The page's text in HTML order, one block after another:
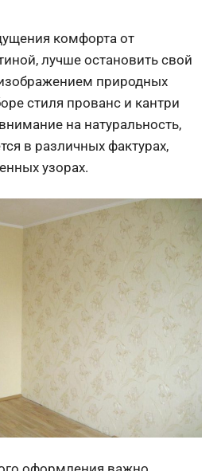
комфорта от
лучше остановить свой
природных
стиля прованс и кантри
на натуральность,
в различных фактурах,
узорах.